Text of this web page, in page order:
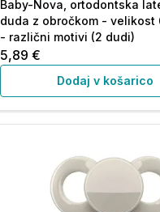
Baby-Nova, ortodontska
duda z obročkom - velikost
- različni motivi (2 dudi)
5,89 €
Dodaj v košarico